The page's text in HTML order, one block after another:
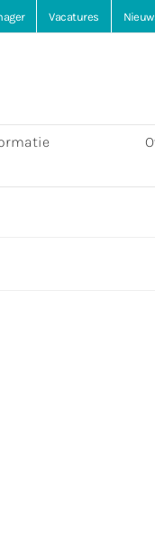
Vacatures